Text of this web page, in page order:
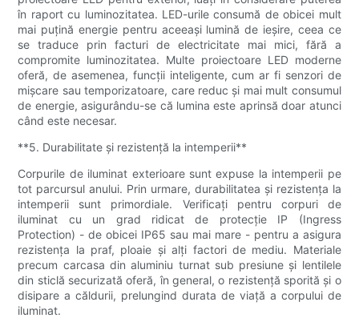
în raport cu luminozitatea. LED-urile consumă de obicei mult
mai puțină energie pentru aceeași lumină de ieșire, ceea ce
se traduce prin facturi de electricitate mai mici, fără a
compromite luminozitatea. Multe proiectoare LED moderne
oferă, de asemenea, funcții inteligente, cum ar fi senzori de
mișcare sau temporizatoare, care reduc și mai mult consumul
de energie, asigurându-se că lumina este aprinsă doar atunci
când este necesar.
**5. Durabilitate și rezistență la intemperii**
Corpurile de iluminat exterioare sunt expuse la intemperii pe
tot parcursul anului. Prin urmare, durabilitatea și rezistența la
intemperii sunt primordiale. Verificați pentru corpuri de
iluminat cu un grad ridicat de protecție IP (Ingress
Protection) - de obicei IP65 sau mai mare - pentru a asigura
rezistența la praf, ploaie și alți factori de mediu. Materiale
precum carcasa din aluminiu turnat sub presiune și lentilele
din sticlă securizată oferă, în general, o rezistență sporită și o
disipare a căldurii, prelungind durata de viață a corpului de
iluminat.